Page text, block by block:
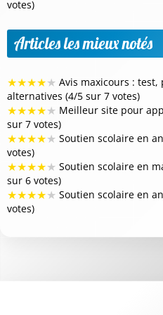
votes)
Articles les mieux notés
★★★★★ Avis maxicours :
alternatives (4/5 sur 7 votes)
★★★★★ Meilleur site pour
sur 7 votes)
★★★★★ Soutien scolaire en
votes)
★★★★★ Soutien scolaire en
sur 6 votes)
★★★★★ Soutien scolaire en
votes)